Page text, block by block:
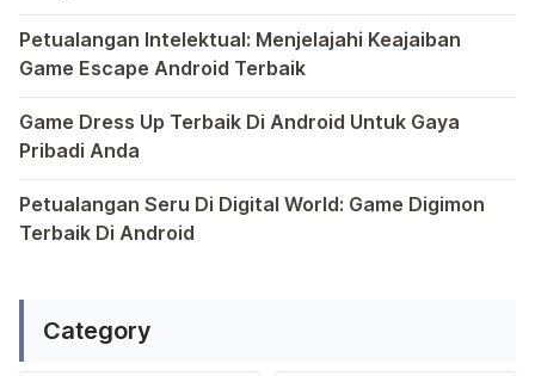
Semakin berkembangnya teknologi di era digital saat ini,
Petualangan Intelektual: Menjelajahi Keajaiban
Game Escape Android Terbaik
Dalam dunia game Android, genre escape telah mencuri
Game Dress Up Terbaik Di Android Untuk Gaya
Pribadi Anda
Saat ini, platform Android telah menjadi wadah kreativitas
Petualangan Seru Di Digital World: Game Digimon
Terbaik Di Android
Category